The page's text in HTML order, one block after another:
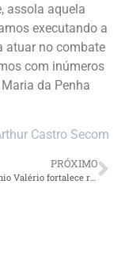
assola aquela
executando a
atuar no combate
com inúmeros
da Penha
Castro Secom
PRÓXIMO
Senador Plínio Valério fortalece rede de proteção à Criança e Adolescente no Amazonas